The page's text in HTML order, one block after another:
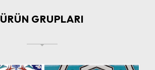
ÜRÜN GRUPLARI